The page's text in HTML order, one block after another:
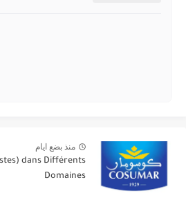
منذ بضع ايام
dans Différents
Domaines